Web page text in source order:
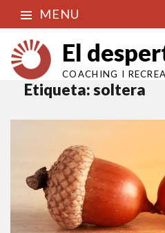
MENU
El
COACHING I
Etiqueta:soltera